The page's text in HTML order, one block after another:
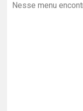
Nesse menu